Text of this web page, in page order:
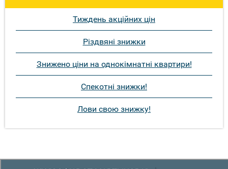
Тиждень акційних цін
Різдвяні знижки
Знижено ціни на однокімнатні квартири!
Спекотні знижки!
Лови свою знижку!